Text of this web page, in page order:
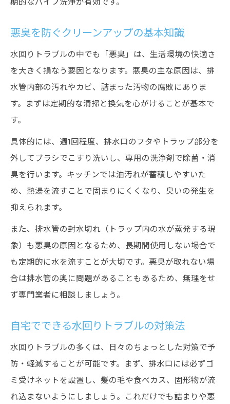
悪臭を防ぐクリーンアップの基本知識
水回りトラブルの中でも「悪臭」は、生活環境の快適さ
を大きく損なう要因となります。悪臭の主な原因は、排
水管内部の汚れやカビ、詰まった汚物の腐敗にありま
す。まずは定期的な清掃と換気を心がけることが基本で
す。
具体的には、週1回程度、排水口のフタやトラップ部分を
外してブラシでこすり洗いし、専用の洗浄剤で除菌・消
臭を行います。キッチンでは油汚れが蓄積しやすいた
め、熱湯を流すことで固まりにくくなり、臭いの発生を
抑えられます。
また、排水管の封水切れ（トラップ内の水が蒸発する現
象）も悪臭の原因となるため、長期間使用しない場合で
も定期的に水を流すことが大切です。悪臭が取れない場
合は排水管の奥に問題があることもあるため、無理をせ
ず専門業者に相談しましょう。
自宅でできる水回りトラブルの対策法
水回りトラブルの多くは、日々のちょっとした対策で予
防・軽減することが可能です。まず、排水口には必ずゴ
ミ受けネットを設置し、髪の毛や食べカス、固形物が流
れ込まないようにしましょう。これだけでも詰まりや悪